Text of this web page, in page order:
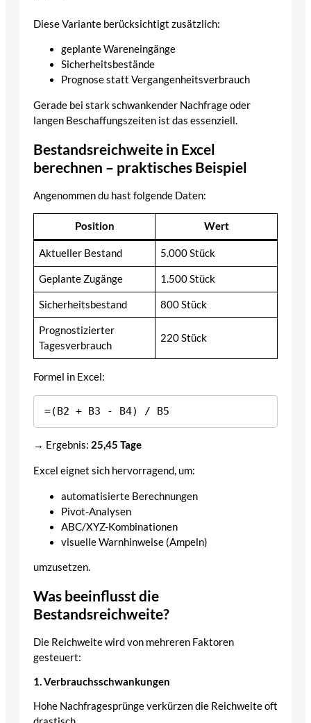
Diese Variante berücksichtigt zusätzlich:
geplante Wareneingänge
Sicherheitsbestände
Prognose statt Vergangenheitsverbrauch
Gerade bei stark schwankender Nachfrage oder
langen Beschaffungszeiten ist das essenziell.
Bestandsreichweite in Excel
berechnen – praktisches Beispiel
Angenommen du hast folgende Daten:
Position Wert
Aktueller Bestand 5.000 Stück
Geplante Zugänge 1.500 Stück
Sicherheitsbestand 800 Stück
Prognostizierter
Tagesverbrauch
220 Stück
Formel in Excel:
→ Ergebnis: 25,45 Tage
Excel eignet sich hervorragend, um:
automatisierte Berechnungen
Pivot-Analysen
ABC/XYZ-Kombinationen
visuelle Warnhinweise (Ampeln)
umzusetzen.
Was beeinflusst die
Bestandsreichweite?
Die Reichweite wird von mehreren Faktoren
gesteuert:
1. Verbrauchsschwankungen
Hohe Nachfragesprünge verkürzen die Reichweite oft